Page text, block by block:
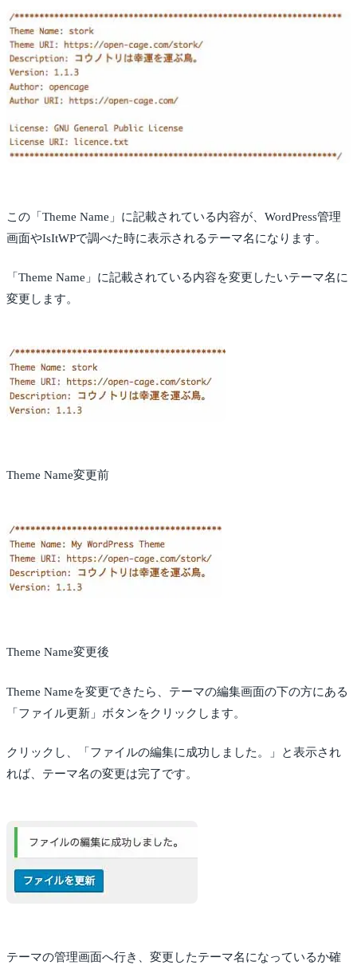
この「Theme Name」に記載されている内容が、WordPress管理
画面やIsItWPで調べた時に表示されるテーマ名になります。
「Theme Name」に記載されている内容を変更したいテーマ名に
変更します。
Theme Name変更前
Theme Name変更後
Theme Nameを変更できたら、テーマの編集画面の下の方にある
「ファイル更新」ボタンをクリックします。
クリックし、「ファイルの編集に成功しました。」と表示され
れば、テーマ名の変更は完了です。
テーマの管理画面へ行き、変更したテーマ名になっているか確